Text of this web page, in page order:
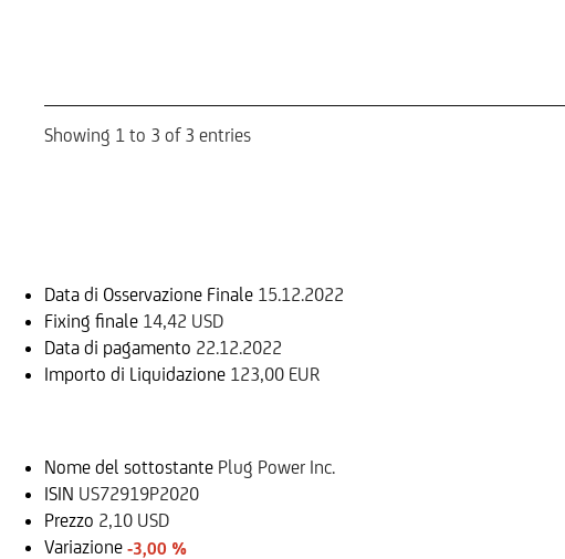
Showing 1 to 3 of 3 entries
Data di Osservazione Finale 15.12.2022
Fixing finale 14,42 USD
Data di pagamento 22.12.2022
Importo di Liquidazione 123,00 EUR
Nome del sottostante Plug Power Inc.
ISIN US72919P2020
Prezzo 2,10 USD
Variazione -3,00 %